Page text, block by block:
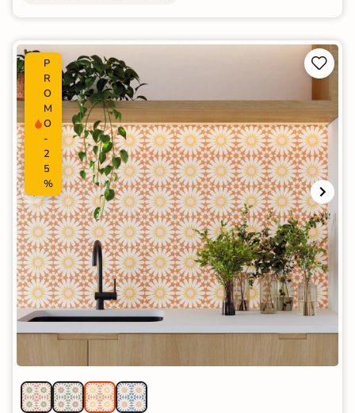
P
R
O
M
O
-
2
5
%

